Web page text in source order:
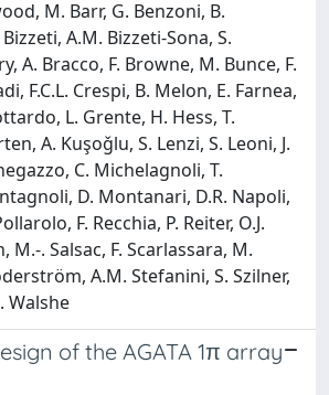
M. Barr, G. Benzoni, B.
A.M. Bizzeti-Sona, S.
A. Bracco, F. Browne, M. Bunce, F.
F.C.L. Crespi, B. Melon, E. Farnea,
L. Grente, H. Hess, T.
A. Kuşoǧlu, S. Lenzi, S. Leoni, J.
C. Michelagnoli, T.
D. Montanari, D.R. Napoli,
F. Recchia, P. Reiter, O.J.
M.-. Salsac, F. Scarlassara, M.
A.M. Stefanini, S. Szilner,
Walshe
of the AGATA 1π array